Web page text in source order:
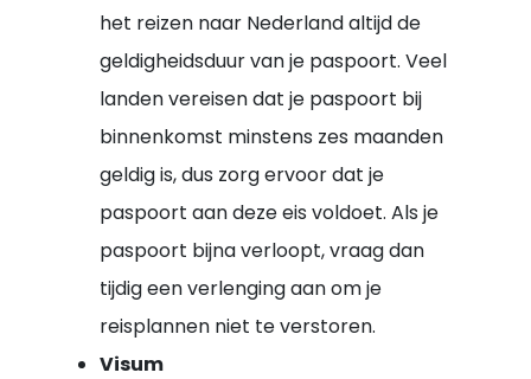
het reizen naar Nederland altijd de
geldigheidsduur van je paspoort. Veel
landen vereisen dat je paspoort bij
binnenkomst minstens zes maanden
geldig is, dus zorg ervoor dat je
paspoort aan deze eis voldoet. Als je
paspoort bijna verloopt, vraag dan
tijdig een verlenging aan om je
reisplannen niet te verstoren.
Visum